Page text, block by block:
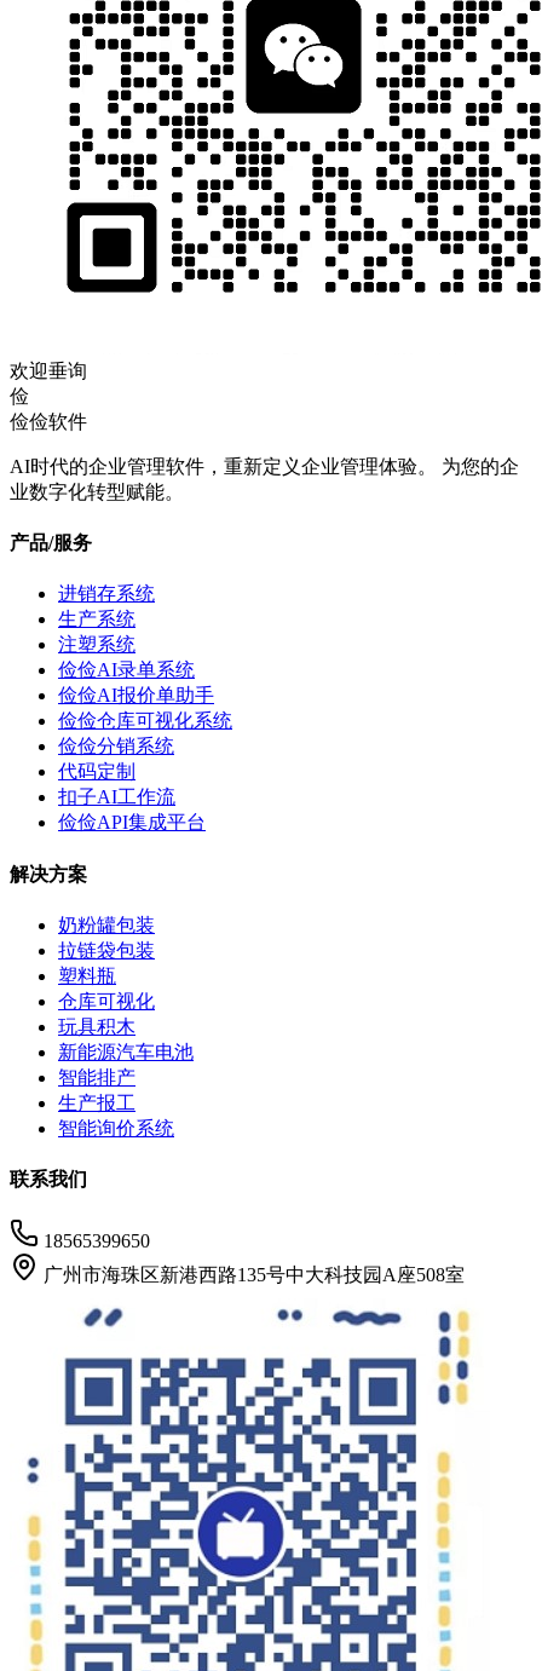
欢迎垂询
俭
俭俭软件
AI时代的企业管理软件，重新定义企业管理体验。 为您的企
业数字化转型赋能。
产品/服务
进销存系统
生产系统
注塑系统
俭俭AI录单系统
俭俭AI报价单助手
俭俭仓库可视化系统
俭俭分销系统
代码定制
扣子AI工作流
俭俭API集成平台
解决方案
奶粉罐包装
拉链袋包装
塑料瓶
仓库可视化
玩具积木
新能源汽车电池
智能排产
生产报工
智能询价系统
联系我们
18565399650
广州市海珠区新港西路135号中大科技园A座508室